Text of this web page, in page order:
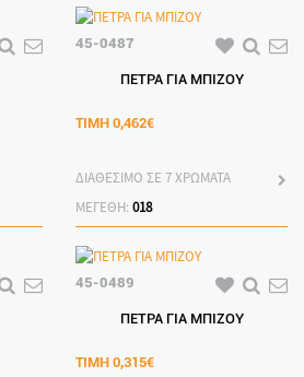
45-0487
ΠΕΤΡΑ ΓΙΑ ΜΠΙΖΟΥ
ΤΙΜΗ 0,462€
ΔΙΑΘΕΣΙΜΟ ΣΕ 7 ΧΡΩΜΑΤΑ
ΜΕΓΕΘΗ: 018
45-0489
ΠΕΤΡΑ ΓΙΑ ΜΠΙΖΟΥ
ΤΙΜΗ 0,315€